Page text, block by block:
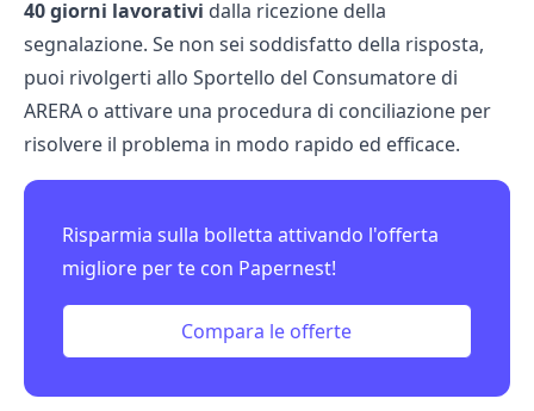
40 giorni lavorativi dalla ricezione della
segnalazione. Se non sei soddisfatto della risposta,
puoi rivolgerti allo Sportello del Consumatore di
ARERA o attivare una procedura di conciliazione per
risolvere il problema in modo rapido ed efficace.
Risparmia sulla bolletta attivando l'offerta
migliore per te con Papernest!
Compara le offerte